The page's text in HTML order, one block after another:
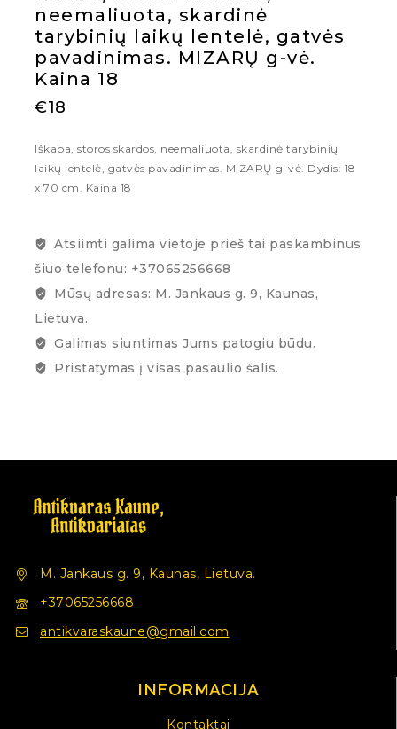
neemaliuota, skardinė
tarybinių laikų lentelė, gatvės
pavadinimas. MIZARŲ g-vė.
Kaina 18
€18
Iškaba, storos skardos, neemaliuota, skardinė tarybinių
laikų lentelė, gatvės pavadinimas. MIZARŲ g-vė. Dydis: 18
x 70 cm. Kaina 18
Atsiimti galima vietoje prieš tai paskambinus
šiuo telefonu: +37065256668
Mūsų adresas: M. Jankaus g. 9, Kaunas,
Lietuva.
Galimas siuntimas Jums patogiu būdu.
Pristatymas į visas pasaulio šalis.
M. Jankaus g. 9, Kaunas, Lietuva.
+37065256668
antikvaraskaune@gmail.com
INFORMACIJA
Kontaktai